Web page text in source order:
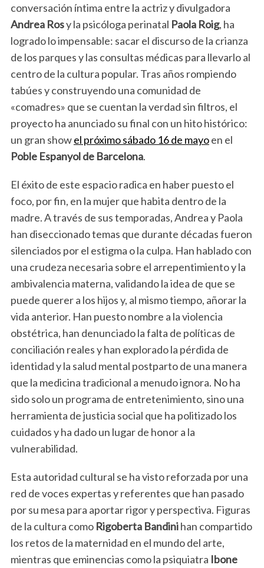
conversación íntima entre la actriz y divulgadora
Andrea Rosy la psicóloga perinatal Paola Roig, ha
logrado lo impensable: sacar el discurso de la crianza
de los parques y las consultas médicas para llevarlo al
centro de la cultura popular. Tras años rompiendo
tabúes y construyendo una comunidad de
«comadres» que se cuentan la verdad sin filtros, el
proyecto ha anunciado su final con un hito histórico:
un gran showel próximo sábado 16 de mayoen el
Poble Espanyol de Barcelona.
El éxito de este espacio radica en haber puesto el
foco, por fin, en la mujer que habita dentro de la
madre. A través de sus temporadas, Andrea y Paola
han diseccionado temas que durante décadas fueron
silenciados por el estigma o la culpa. Han hablado con
una crudeza necesaria sobre el arrepentimiento y la
ambivalencia materna, validando la idea de que se
puede querer a los hijos y, al mismo tiempo, añorar la
vida anterior. Han puesto nombre a la violencia
obstétrica, han denunciado la falta de políticas de
conciliación reales y han explorado la pérdida de
identidad y la salud mental postparto de una manera
que la medicina tradicional a menudo ignora. No ha
sido solo un programa de entretenimiento, sino una
herramienta de justicia social que ha politizado los
cuidados y ha dado un lugar de honor a la
vulnerabilidad.
Esta autoridad cultural se ha visto reforzada por una
red de voces expertas y referentes que han pasado
por su mesa para aportar rigor y perspectiva. Figuras
de la cultura como Rigoberta Bandinihan compartido
los retos de la maternidad en el mundo del arte,
mientras que eminencias como la psiquiatra Ibone